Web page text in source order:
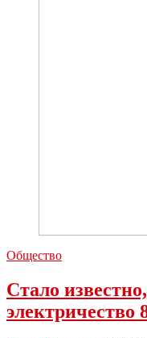
Общество
Стало
электричество